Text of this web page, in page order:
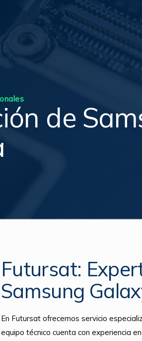
de
Futursat:
Samsung
En Futursat ofrecemos servicio
equipo técnico cuenta con experiencia